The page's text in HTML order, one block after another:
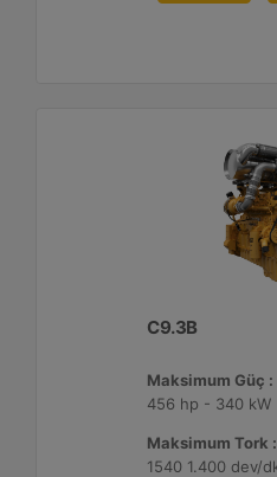
C9.3B
Maksimum Güç :
456 hp - 340 kW
Maksimum Tork :